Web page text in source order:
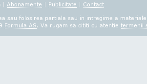
| Abonamente | Publicitate | Contact
sau folosirea partiala sau in intregime a
Formula AS. Va rugam sa cititi cu atentie termenii